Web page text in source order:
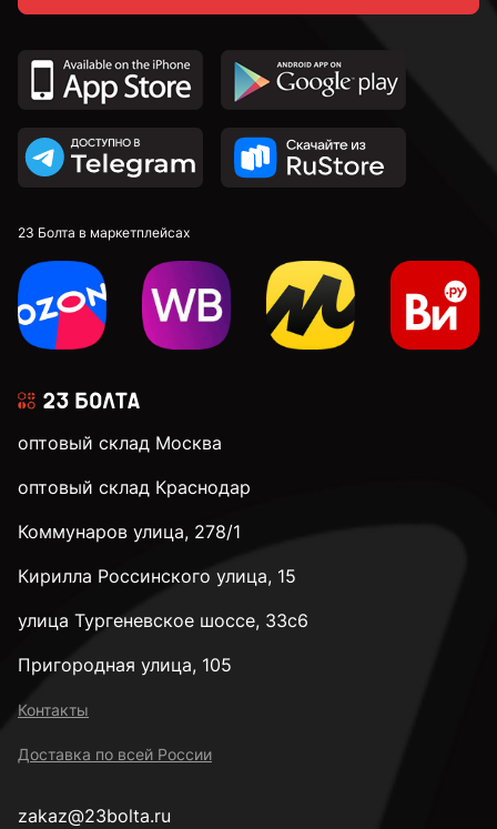
2,8 мм
2,9 мм
3 мм
3,1 мм
3,4 мм
3,5 мм
3,7 мм
23 Болта в маркетплейсах
оптовый склад Москва
оптовый склад Краснодар
Коммунаров улица, 278/1
Кирилла Россинского улица, 15
улица Тургеневское шоссе, 33с6
Пригородная улица, 105
Контакты
Доставка по всей России
zakaz@23bolta.ru